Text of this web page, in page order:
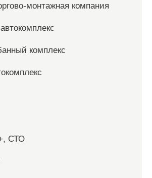
монтажная компания
комплекс
СТО